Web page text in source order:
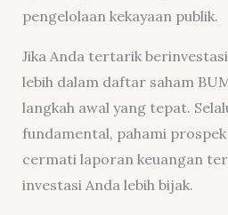
pengelolaan kekayaan publik.
Jika Anda tertarik
lebih dalam daftar saham
langkah awal yang tepat.
fundamental, pahami
cermati laporan keuangan
investasi Anda lebih bijak.